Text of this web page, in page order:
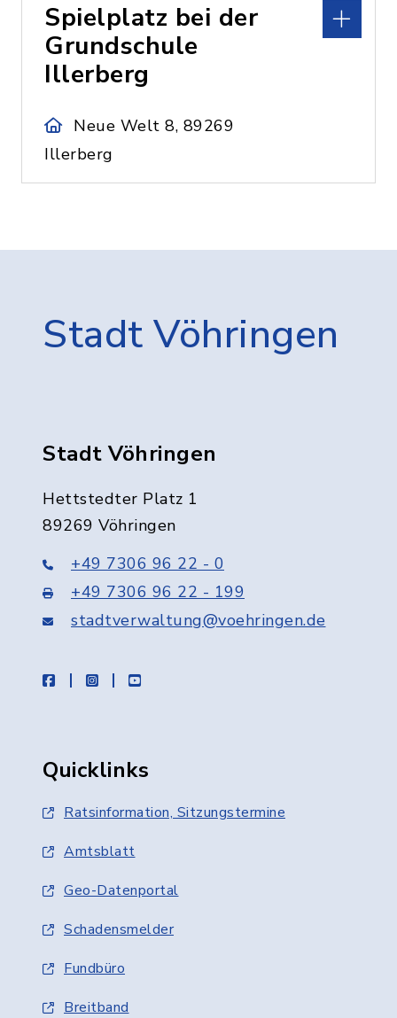
Spielplatz bei der
Grundschule
Illerberg
Neue Welt 8, 89269
Illerberg
Stadt Vöhringen
Stadt Vöhringen
Hettstedter Platz 1
89269 Vöhringen
+49 7306 96 22 - 0
+49 7306 96 22 - 199
stadtverwaltung@voehringen.de
facebookinstagramyoutube
Quicklinks
Ratsinformation, Sitzungstermine
Amtsblatt
Geo-Datenportal
Schadensmelder
Fundbüro
Breitband